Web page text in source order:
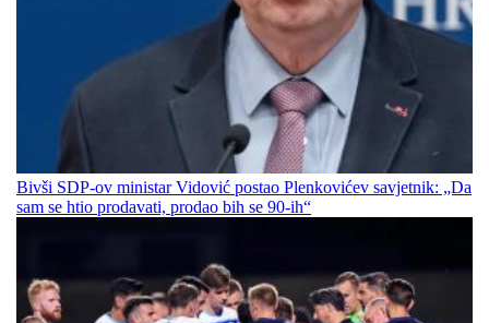
Bivši SDP-ov ministar Vidović postao Plenkovićev savjetnik: „Da
sam se htio prodavati, prodao bih se 90-ih“